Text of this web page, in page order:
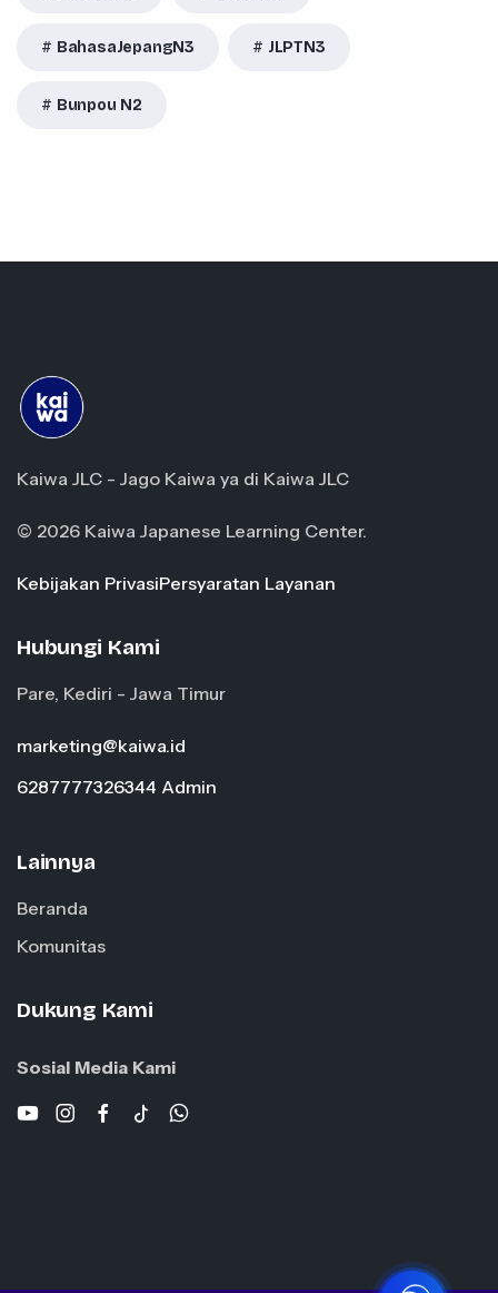
BahasaJepangN3 JLPTN3
Bunpou N2
Kaiwa JLC - Jago Kaiwa ya di Kaiwa JLC
© 2026 Kaiwa Japanese Learning Center.
Kebijakan PrivasiPersyaratan Layanan
Hubungi Kami
Pare, Kediri - Jawa Timur
marketing@kaiwa.id
6287777326344 Admin
Lainnya
Beranda
Komunitas
Dukung Kami
Sosial Media Kami